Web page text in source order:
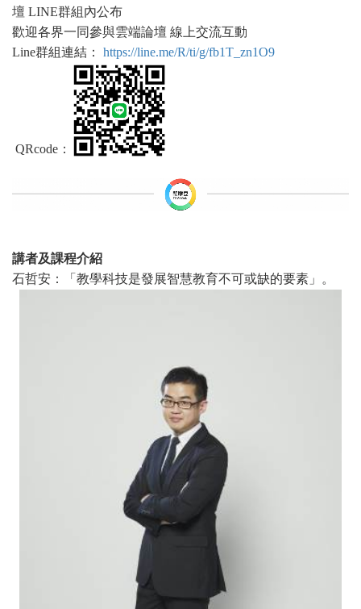
壇 LINE群組內公布
歡迎各界一同參與雲端論壇 線上交流互動
Line群組連結： https://line.me/R/ti/g/fb1T_zn1O9
QRcode：
講者及課程介紹
石哲安：「教學科技是發展智慧教育不可或缺的要素」。